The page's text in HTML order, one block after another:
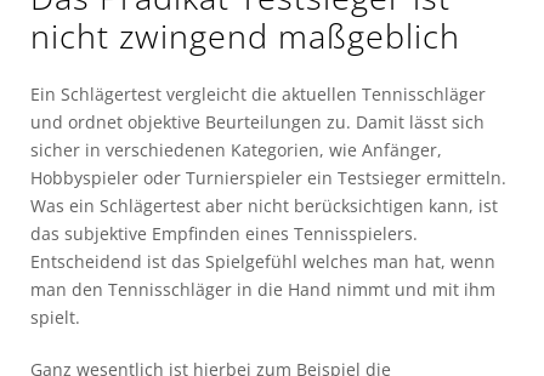
nicht zwingend maßgeblich
Ein Schlägertest vergleicht die aktuellen Tennisschläger
und ordnet objektive Beurteilungen zu. Damit lässt sich
sicher in verschiedenen Kategorien, wie Anfänger,
Hobbyspieler oder Turnierspieler ein Testsieger ermitteln.
Was ein Schlägertest aber nicht berücksichtigen kann, ist
das subjektive Empfinden eines Tennisspielers.
Entscheidend ist das Spielgefühl welches man hat, wenn
man den Tennisschläger in die Hand nimmt und mit ihm
spielt.
Ganz wesentlich ist hierbei zum Beispiel die